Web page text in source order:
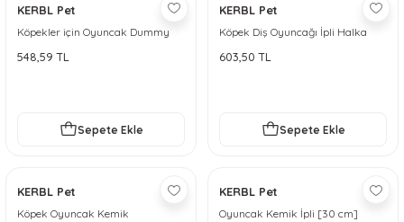
KERBL Pet
Köpekler için Oyuncak Dummy
548,59 TL
Sepete Ekle
KERBL Pet
Köpek Diş Oyuncağı İpli Halka
603,50 TL
Sepete Ekle
KERBL Pet
Köpek Oyuncak Kemik
KERBL Pet
Oyuncak Kemik İpli [30 cm]